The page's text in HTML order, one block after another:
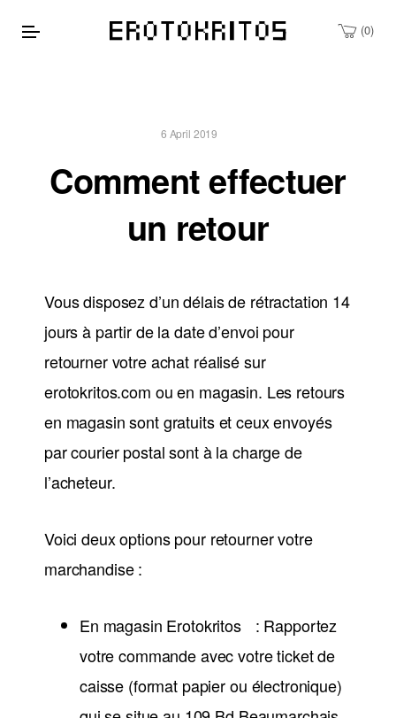
0
6 April 2019
Comment effectuer
un retour
Vous disposez d’un délais de rétractation 14
jours à partir de la date d’envoi pour
retourner votre achat réalisé sur
erotokritos.com ou en magasin. Les retours
en magasin sont gratuits et ceux envoyés
par courier postal sont à la charge de
l’acheteur.
Voici deux options pour retourner votre
marchandise :
En magasin Erotokritos : Rapportez
votre commande avec votre ticket de
caisse (format papier ou électronique)